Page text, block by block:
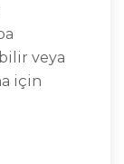
veya
için